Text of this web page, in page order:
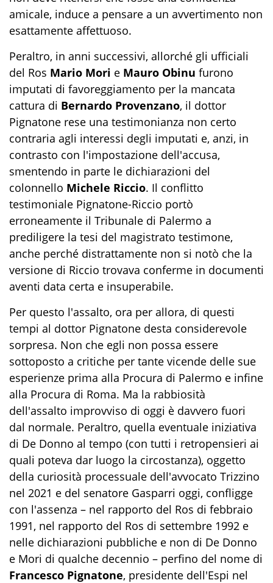
amicale, induce a pensare a un avvertimento non
esattamente affettuoso.
Peraltro, in anni successivi, allorché gli ufficiali
del Ros Mario Mori e Mauro Obinu furono
imputati di favoreggiamento per la mancata
cattura di Bernardo Provenzano, il dottor
Pignatone rese una testimonianza non certo
contraria agli interessi degli imputati e, anzi, in
contrasto con l'impostazione dell'accusa,
smentendo in parte le dichiarazioni del
colonnello Michele Riccio. Il conflitto
testimoniale Pignatone-Riccio portò
erroneamente il Tribunale di Palermo a
prediligere la tesi del magistrato testimone,
anche perché distrattamente non si notò che la
versione di Riccio trovava conferme in documenti
aventi data certa e insuperabile.
Per questo l'assalto, ora per allora, di questi
tempi al dottor Pignatone desta considerevole
sorpresa. Non che egli non possa essere
sottoposto a critiche per tante vicende delle sue
esperienze prima alla Procura di Palermo e infine
alla Procura di Roma. Ma la rabbiosità
dell'assalto improvviso di oggi è davvero fuori
dal normale. Peraltro, quella eventuale iniziativa
di De Donno al tempo (con tutti i retropensieri ai
quali poteva dar luogo la circostanza), oggetto
della curiosità processuale dell'avvocato Trizzino
nel 2021 e del senatore Gasparri oggi, confligge
con l'assenza – nel rapporto del Ros di febbraio
1991, nel rapporto del Ros di settembre 1992 e
nelle dichiarazioni pubbliche e non di De Donno
e Mori di qualche decennio – perfino del nome di
Francesco Pignatone, presidente dell'Espi nel